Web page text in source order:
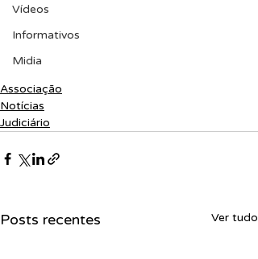
Vídeos
Informativos
Midia
Associação
Notícias
Judiciário
Posts recentes Ver tudo